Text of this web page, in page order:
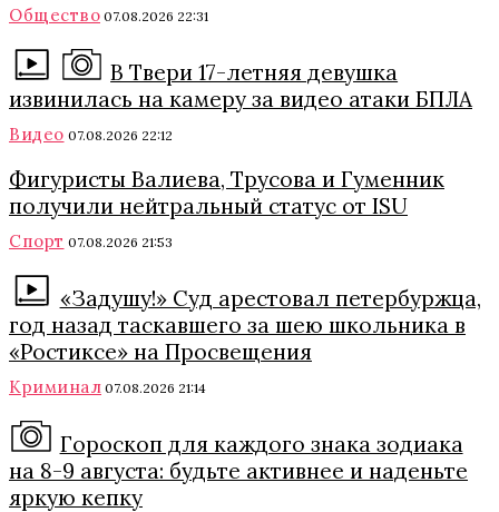
Общество 07.08.2026 22:31
В Твери 17-летняя девушка
извинилась на камеру за видео атаки БПЛА
Видео 07.08.2026 22:12
Фигуристы Валиева, Трусова и Гуменник
получили нейтральный статус от ISU
Спорт 07.08.2026 21:53
«Задушу!» Суд арестовал петербуржца,
год назад таскавшего за шею школьника в
«Ростиксе» на Просвещения
Криминал 07.08.2026 21:14
Гороскоп для каждого знака зодиака
на 8-9 августа: будьте активнее и наденьте
яркую кепку